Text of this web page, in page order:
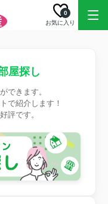
お気に入り
0
屋探し
できます。
で紹介します！
評です。